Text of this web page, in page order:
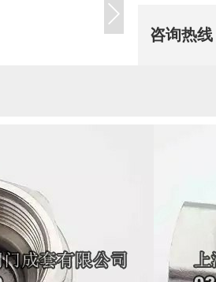
咨询热线